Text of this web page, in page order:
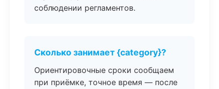
соблюдении регламентов.
Сколько занимает {category}?
Ориентировочные сроки сообщаем
при приёмке, точное время — после